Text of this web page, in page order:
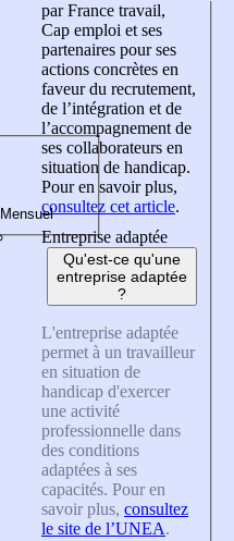
par France travail,
Cap emploi et ses
partenaires pour ses
actions concrètes en
faveur du recrutement,
de l’intégration et de
l’accompagnement de
ses collaborateurs en
situation de handicap.
Pour en savoir plus,
consultez cet article.
Entreprise adaptée
Qu'est-ce qu'une
entreprise adaptée
?
L'entreprise adaptée
permet à un travailleur
en situation de
handicap d'exercer
une activité
professionnelle dans
des conditions
adaptées à ses
capacités. Pour en
savoir plus, consultez
le site de l’UNEA.